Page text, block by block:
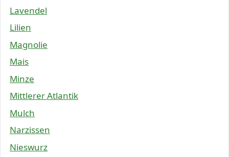
Lavendel
Lilien
Magnolie
Mais
Minze
Mittlerer Atlantik
Mulch
Narzissen
Nieswurz